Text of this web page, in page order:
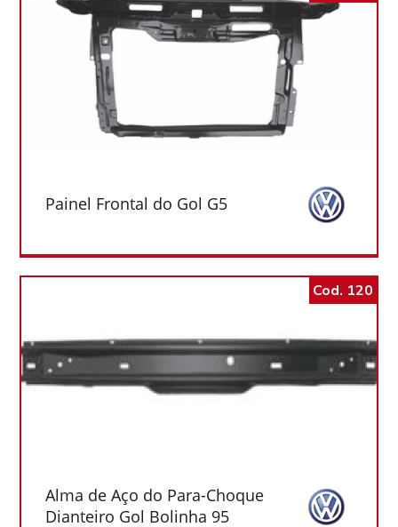
Painel Frontal do Gol G5
Cod. 120
Alma de Aço do Para-Choque
Dianteiro Gol Bolinha 95